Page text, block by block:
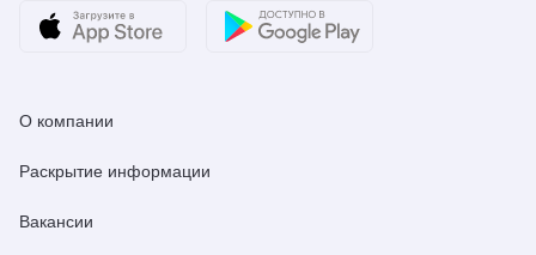
О компании
Раскрытие информации
Вакансии